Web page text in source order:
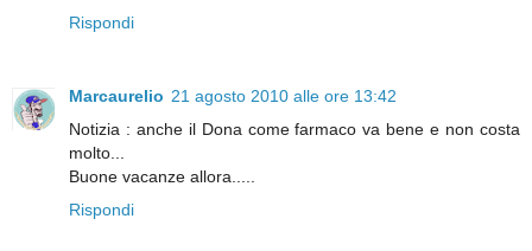
Rispondi
Marcaurelio 21 agosto 2010 alle ore 13:42
Notizia : anche il Dona come farmaco va bene e non costa
molto...
Buone vacanze allora.....
Rispondi